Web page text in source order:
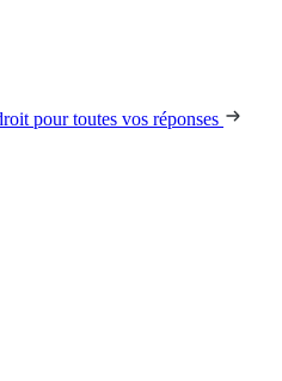
pour toutes vos réponses